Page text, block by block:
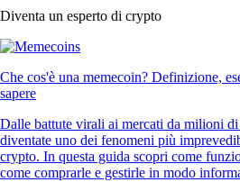
Diventa un esperto di crypto
Che cos'è una memecoin? Definizione,
sapere
Dalle battute virali ai mercati da milioni
diventate uno dei fenomeni più
crypto. In questa guida scopri come
come comprarle e gestirle in modo